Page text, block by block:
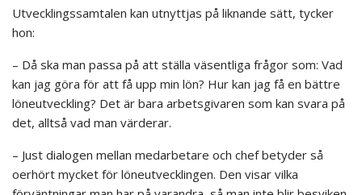
Utvecklingssamtalen kan utnyttjas på liknande sätt, tycker
hon:
– Då ska man passa på att ställa väsentliga frågor som: Vad
kan jag göra för att få upp min lön? Hur kan jag få en bättre
löneutveckling? Det är bara arbetsgivaren som kan svara på
det, alltså vad man värderar.
– Just dialogen mellan medarbetare och chef betyder så
oerhört mycket för löneutvecklingen. Den visar vilka